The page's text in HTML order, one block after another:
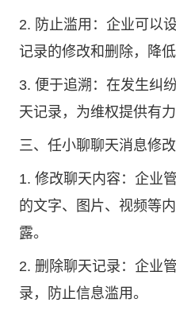
2. 防止滥用：企业可以
记录的修改和删除，降低
3. 便于追溯：在发生纠
天记录，为维权提供有力
三、任小聊聊天消息修
1. 修改聊天内容：企业
的文字、图片、视频等
露。
2. 删除聊天记录：企业
录，防止信息滥用。